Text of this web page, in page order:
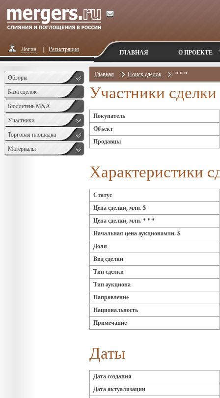
Логин Регистрация ГЛАВНАЯ О ПРОЕКТЕ
Обзоры
База сделок
Бюллетень M&A
Monthly
Участники
Торговая площадка
Материалы
Главная Поиск сделок * * *
Участники сделки
Покупатель
Объект
Продавцы
Характеристики
Статус
Цена сделки, млн. $
Цена сделки, млн. * * *
Начальная цена аукционамлн. $
Доля
Вид сделки
Тип сделки
Тип аукциона
Направление
Национальность
Примечание
Даты
Дата создания
Дата актуализации